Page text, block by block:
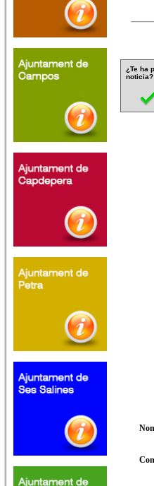
¿Te ha
noticia?